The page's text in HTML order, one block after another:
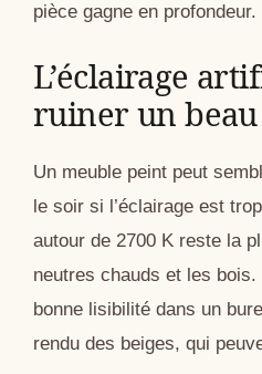
pièce gagne en profondeur.
L’éclairage
ruiner un
Un meuble peint peut
le soir si l’éclairage est
autour de 2700 K reste la
neutres chauds et les
bonne lisibilité dans un
rendu des beiges, qui